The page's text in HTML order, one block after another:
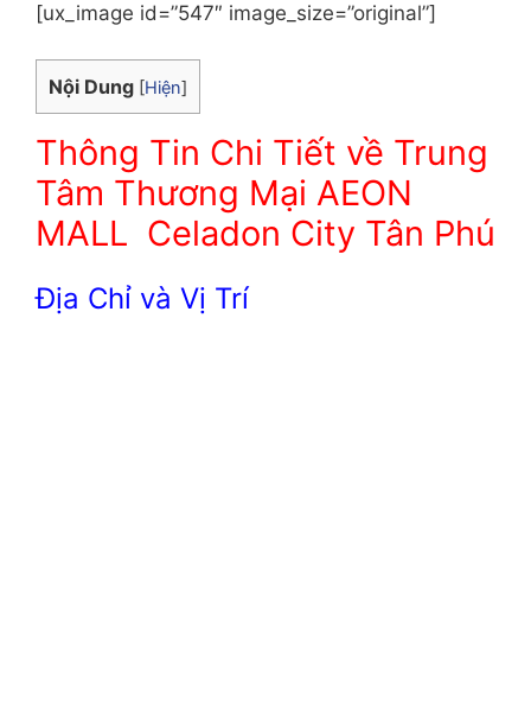
[ux_image id=”547″ image_size=”original”]
Nội Dung [Hiện]
Thông Tin Chi Tiết về Trung
Tâm Thương Mại AEON
MALL Celadon City Tân Phú
Địa Chỉ và Vị Trí